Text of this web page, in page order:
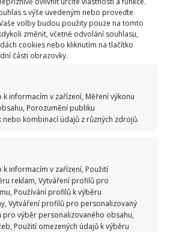
s výše uvedeným nebo proveďte
volby budou použity pouze na tomto
změnit, včetně odvolání souhlasu,
cookies nebo kliknutím na tlačítko
části obrazovky.
informacím v zařízení, Měření výkonu
Porozumění publiku
kombinací údajů z různých zdrojů.
informacím v zařízení, Použití
reklam, Vytváření profilů pro
Používání profilů k výběru
Vytváření profilů pro personalizovaný
pro výběr personalizovaného obsahu,
Použití omezených údajů k výběru
velmi účinná je na usazeniny
vodíku, česky někdy známější
je roztok, který se skládá
se používá jako
odřeniny a škrábnutí. To
sodou totiž reaguje a pomáhá
nečistoty.